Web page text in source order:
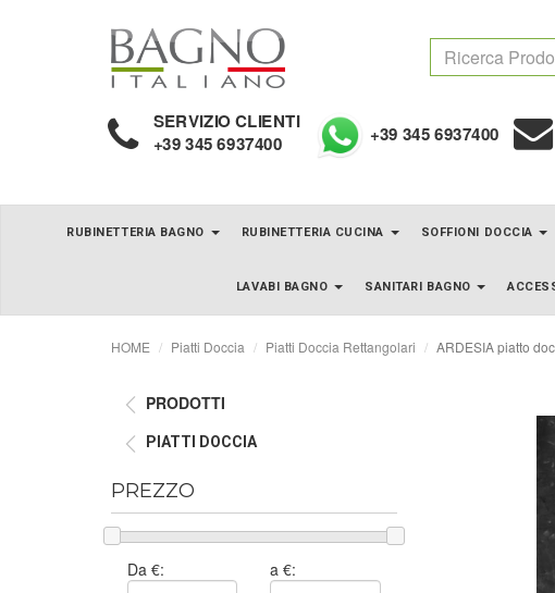
SERVIZIO CLIENTI
+39 345 6937400 +39 345 6937400
RUBINETTERIA BAGNO RUBINETTERIA CUCINA SOFFIONI DOCCIA
LAVABI BAGNO SANITARI BAGNO
HOME Piatti Doccia Piatti Doccia Rettangolari ARDESIA piatto
PRODOTTI
PIATTI DOCCIA
PREZZO
Da €: a €: